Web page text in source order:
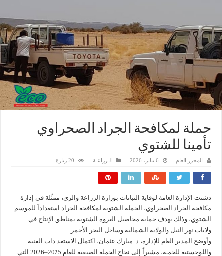
حملة لمكافحة الجراد الصحراوي
تأمينا للشتوي
المحرر العام 6 يناير، 2026 الـزراعـة 20 زيارة
دشنت الإدارة العامة لوقاية النباتات بوزارة الزراعة والري، ممثّلة في إدارة
مكافحة الجراد الصحراوي، الحملة الشتوية لمكافحة الجراد استعداداً للموسم
الشتوي، وذلك بهدف حماية محاصيل العروة الشتوية بمناطق الإنتاج في
ولايات نهر النيل والولاية الشمالية وساحل البحر الأحمر.
وأوضح المدير العام للإدارة، د. مبارك عثمان، اكتمال الاستعدادات الفنية
واللوجستية للحملة، مشيراً إلى نجاح الحملة الصيفية للعام 2025–2026 التي